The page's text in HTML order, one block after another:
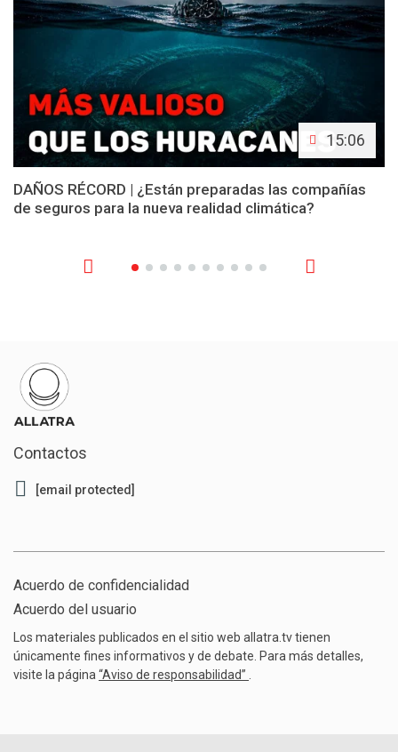
15:06
DAÑOS RÉCORD | ¿Están preparadas las compañías
de seguros para la nueva realidad climática?
Contactos
[email protected]
Acuerdo de confidencialidad
Acuerdo del usuario
Los materiales publicados en el sitio web allatra.tv tienen
únicamente fines informativos y de debate. Para más detalles,
visite la página “Aviso de responsabilidad”